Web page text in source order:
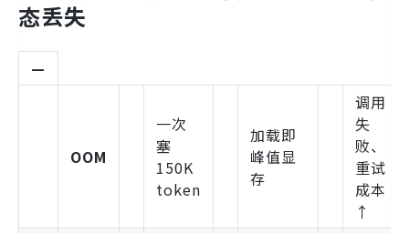
态丢失
—
OOM
一次
塞
150K
token
加载即
峰值显
存
调用
失
败、
重试
成本
↑